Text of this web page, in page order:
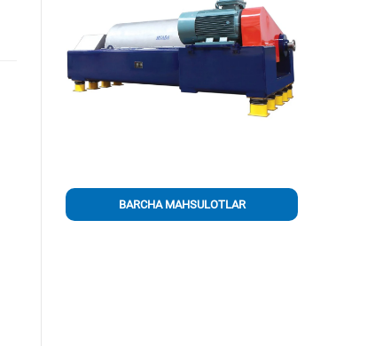
BARCHA MAHSULOTLAR